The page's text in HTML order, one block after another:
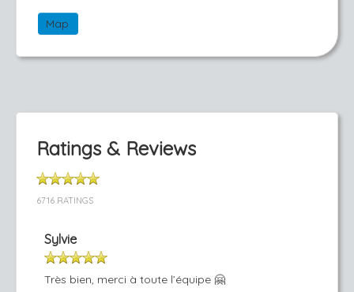
Map
Ratings & Reviews
6716 RATINGS
Sylvie
Très bien, merci à toute l’équipe 🤗